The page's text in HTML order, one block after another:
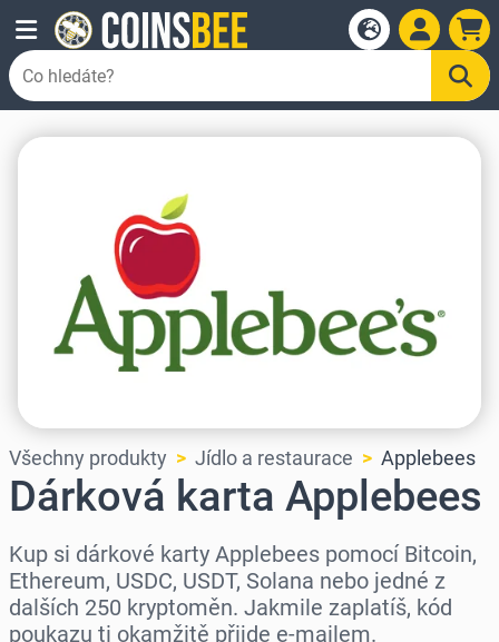
Všechny produkty Jídlo a restaurace Applebees
Dárková karta Applebees
Kup si dárkové karty Applebees pomocí Bitcoin,
Ethereum, USDC, USDT, Solana nebo jedné z
dalších 250 kryptoměn. Jakmile zaplatíš, kód
poukazu ti okamžitě přijde e-mailem.